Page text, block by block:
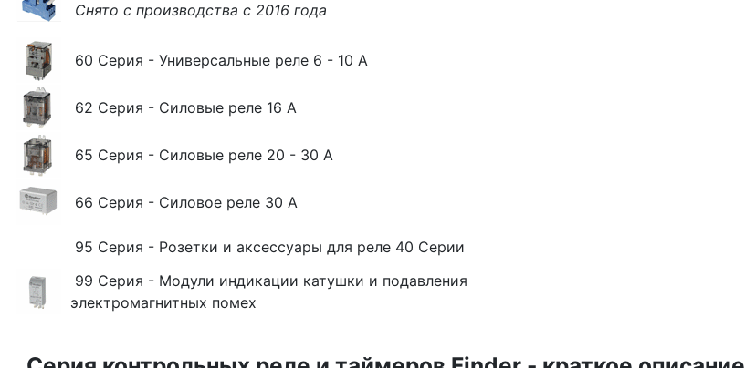
Снято с производства с 2016 года
60 Серия - Универсальные реле 6 - 10 А
62 Серия - Силовые реле 16 А
65 Серия - Силовые реле 20 - 30 А
66 Серия - Силовое реле 30 А
95 Серия - Розетки и аксессуары для реле 40 Серии
99 Серия - Модули индикации катушки и подавления
электромагнитных помех